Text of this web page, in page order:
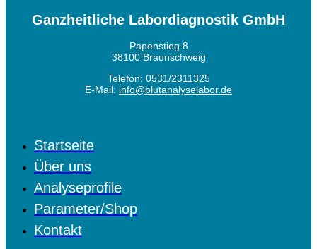
Ganzheitliche Labordiagnostik GmbH
Papenstieg 8
38100 Braunschweig
Telefon: 0531/2311325
E-Mail: info@blutanalyselabor.de
Startseite
Über uns
Analyseprofile
Parameter/Shop
Kontakt